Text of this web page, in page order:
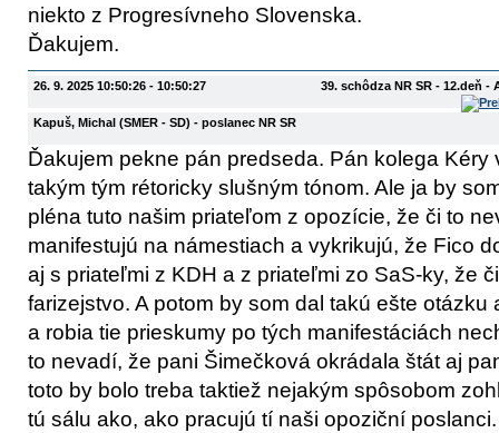
niekto z Progresívneho Slovenska.
Ďakujem.
26. 9. 2025 10:50:26 - 10:50:27 39. schôdza NR SR - 12.deň
Kapuš, Michal (SMER - SD) - poslanec NR SR
Ďakujem pekne pán predseda. Pán kolega
takým tým rétoricky slušným tónom. Ale ja by
pléna tuto našim priateľom z opozície, že či to
manifestujú na námestiach a vykrikujú, že Fico
aj s priateľmi z KDH a z priateľmi zo SaS-ky, že
farizejstvo. A potom by som dal takú ešte
a robia tie prieskumy po tých manifestáciách
to nevadí, že pani Šimečková okrádala štát aj
toto by bolo treba taktiež nejakým spôsobom
tú sálu ako, ako pracujú tí naši opoziční